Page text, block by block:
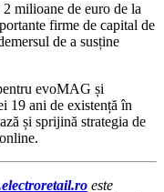
milioane de euro de la
firme de capital de
de a susține
evoMAG și
19 ani de existență în
și sprijină strategia de
este